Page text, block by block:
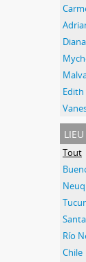
lieu
Tout
Río
Chile